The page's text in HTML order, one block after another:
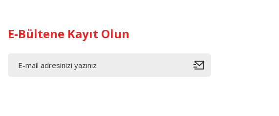
E-Bültene Kayıt Olun